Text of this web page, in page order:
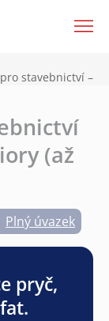
stavebnictví –
(až
Plný úvazek
pryč,